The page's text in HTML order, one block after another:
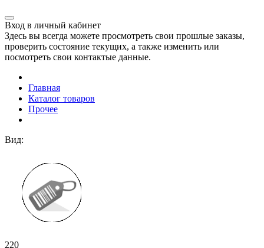
Вход в личный кабинет
Здесь вы всегда можете просмотреть свои прошлые заказы,
проверить состояние текущих, а также изменить или
посмотреть свои контактые данные.
Главная
Каталог товаров
Прочее
Вид:
220